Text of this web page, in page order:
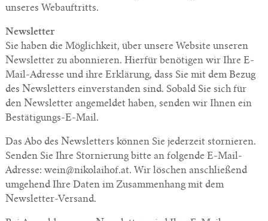
unseres Webauftritts.
Newsletter
Sie haben die Möglichkeit, über unsere Website unseren
Newsletter zu abonnieren. Hierfür benötigen wir Ihre E-
Mail-Adresse und ihre Erklärung, dass Sie mit dem Bezug
des Newsletters einverstanden sind. Sobald Sie sich für
den Newsletter angemeldet haben, senden wir Ihnen ein
Bestätigungs-E-Mail.
Das Abo des Newsletters können Sie jederzeit stornieren.
Senden Sie Ihre Stornierung bitte an folgende E-Mail-
Adresse: wein@nikolaihof.at. Wir löschen anschließend
umgehend Ihre Daten im Zusammenhang mit dem
Newsletter-Versand.